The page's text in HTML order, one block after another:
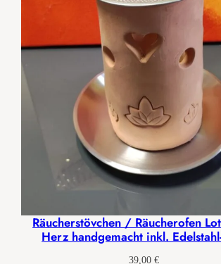
Räucherstövchen / Räucherofen
Herz handgemacht inkl.
39,00€